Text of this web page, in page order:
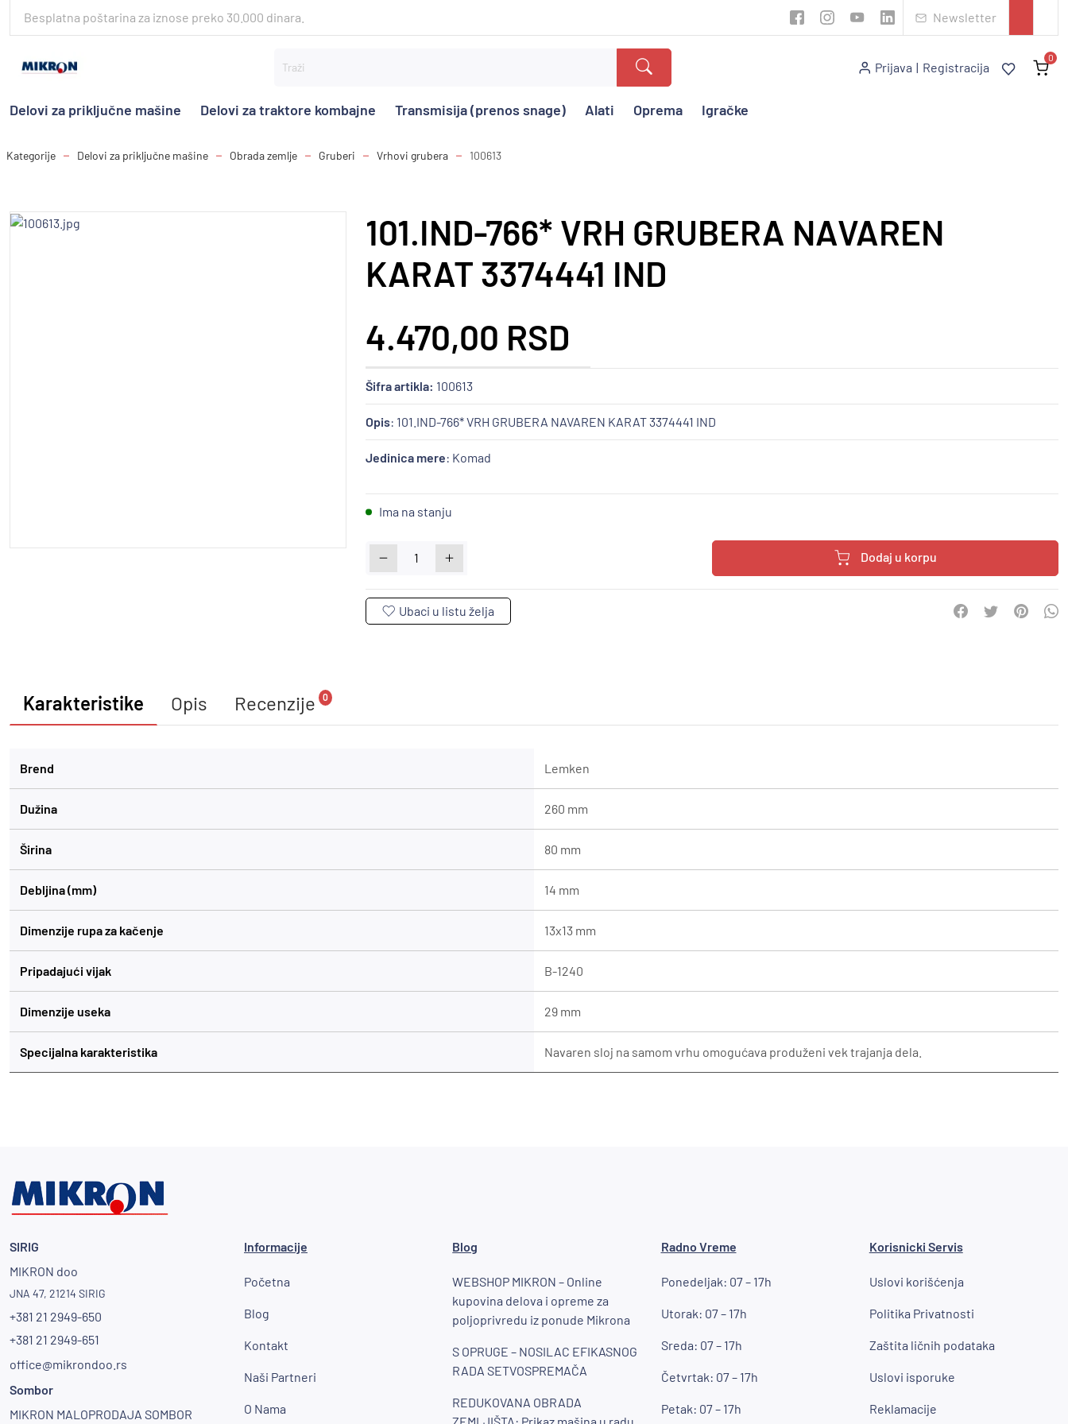
Besplatna poštarina za iznose preko 30.000 dinara. Newsletter
Delovi za priključne mašine Delovi za traktore kombajne Transmisija (prenos snage) Alati Oprema Igračke
Prijava | Registracija
0
Kategorije Delovi za priključne mašine Obrada zemlje Gruberi Vrhovi grubera 100613
101.IND-766* VRH GRUBERA NAVAREN
KARAT 3374441 IND
4.470,00 RSD
Šifra artikla: 100613
Opis: 101.IND-766* VRH GRUBERA NAVAREN KARAT 3374441 IND
Jedinica mere: Komad
Ima na stanju
Dodaj u korpu
Karakteristike Opis Recenzije 0
Brend Lemken
Dužina 260 mm
Širina 80 mm
Debljina (mm) 14 mm
Dimenzije rupa za kačenje 13x13 mm
Pripadajući vijak B-1240
Dimenzije useka 29 mm
Specijalna karakteristika Navaren sloj na samom vrhu omogućava produženi vek trajanja dela.
SIRIG
MIKRON doo
JNA 47, 21214 SIRIG
+381 21 2949-650
+381 21 2949-651
office@mikrondoo.rs
Sombor
MIKRON MALOPRODAJA SOMBOR
Informacije
Početna
Blog
Kontakt
Naši Partneri
O Nama
Blog
WEBSHOP MIKRON – Online
kupovina delova i opreme za
poljoprivredu iz ponude Mikrona
S OPRUGE – NOSILAC EFIKASNOG
RADA SETVOSPREMAČA
REDUKOVANA OBRADA
Radno Vreme
Ponedeljak: 07 – 17h
Utorak: 07 – 17h
Sreda: 07 – 17h
Četvrtak: 07 – 17h
Petak: 07 – 17h
Korisnicki Servis
Uslovi korišćenja
Politika Privatnosti
Zaštita ličnih podataka
Uslovi isporuke
Reklamacije